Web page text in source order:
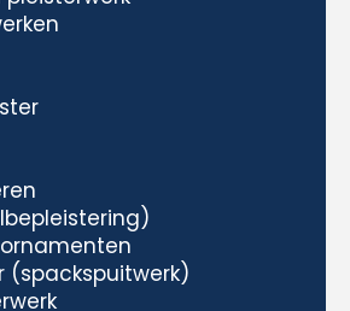
(spackspuitwerk)